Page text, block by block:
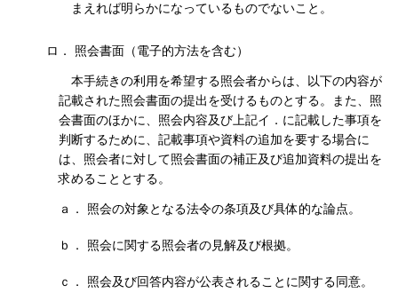
まえれば明らかになっているものでないこと。
ロ． 照会書面（電子的方法を含む）
本手続きの利用を希望する照会者からは、以下の内容が
記載された照会書面の提出を受けるものとする。また、照
会書面のほかに、照会内容及び上記イ．に記載した事項を
判断するために、記載事項や資料の追加を要する場合に
は、照会者に対して照会書面の補正及び追加資料の提出を
求めることとする。
ａ． 照会の対象となる法令の条項及び具体的な論点。
ｂ． 照会に関する照会者の見解及び根拠。
ｃ． 照会及び回答内容が公表されることに関する同意。